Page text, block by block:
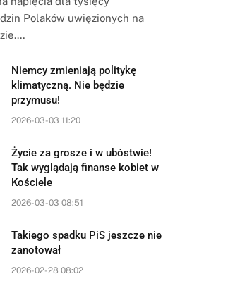
Polaków uwięzionych na
Niemcy zmieniają politykę
klimatyczną. Nie będzie
przymusu!
2026-03-03 11:20
Życie za grosze i w ubóstwie!
Tak wyglądają finanse kobiet w
Kościele
2026-03-03 08:51
Takiego spadku PiS jeszcze nie
zanotował
2026-02-28 08:02